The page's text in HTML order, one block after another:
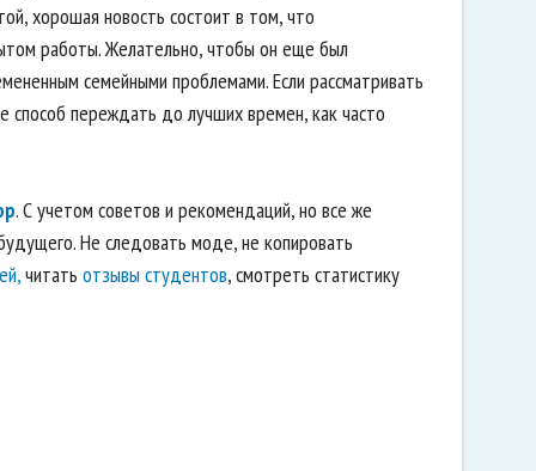
хорошая новость состоит в том, что
работы. Желательно, чтобы он еще был
семейными проблемами. Если рассматривать
способ переждать до лучших времен, как часто
. С учетом советов и рекомендаций, но все же
Не следовать моде, не копировать
читать отзывы студентов, смотреть статистику